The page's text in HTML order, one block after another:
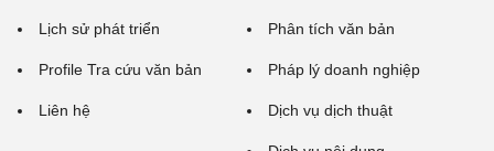
Lịch sử phát triển
Profile Tra cứu văn bản
Liên hệ
Phân tích văn bản
Pháp lý doanh nghiệp
Dịch vụ dịch thuật